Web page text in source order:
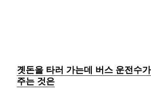
곗돈을 타러 가는데 버스 운전수
주는 것은